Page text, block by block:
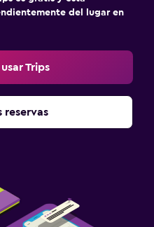
del lugar en
Trips
reservas